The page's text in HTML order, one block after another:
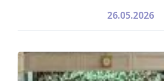
26.05.2026